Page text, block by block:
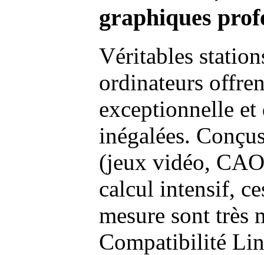
graphiques
Véritables
ordinateurs
exceptionnelle et
inégalées.
(jeux vidéo,
calcul intensif,
mesure sont très
Compatibilité